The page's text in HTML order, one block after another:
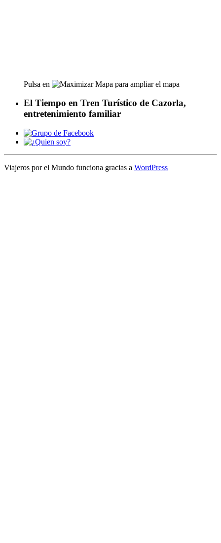
Pulsa en para ampliar el mapa
El Tiempo en Tren Turístico de Cazorla,
entretenimiento familiar
Viajeros por el Mundo funciona gracias a WordPress